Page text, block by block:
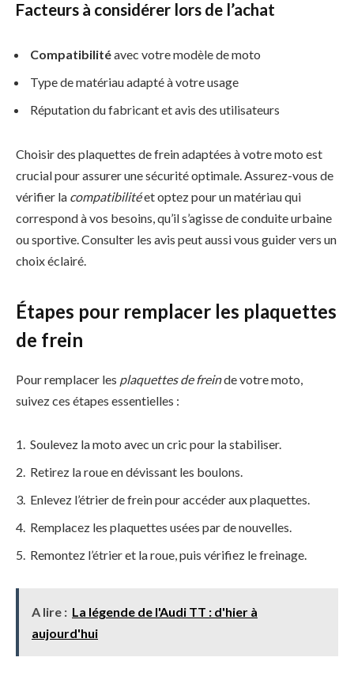
Facteurs à considérer lors de l’achat
Compatibilitéavec votre modèle de moto
Type de matériau adapté à votre usage
Réputation du fabricant et avis des utilisateurs
Choisir des plaquettes de frein adaptées à votre moto est
crucial pour assurer une sécurité optimale. Assurez-vous de
vérifier la compatibilitéet optez pour un matériau qui
correspond à vos besoins, qu’il s’agisse de conduite urbaine
ou sportive. Consulter les avis peut aussi vous guider vers un
choix éclairé.
Étapes pour remplacer les plaquettes
de frein
Pour remplacer les plaquettes de freinde votre moto,
suivez ces étapes essentielles :
Soulevez la moto avec un cric pour la stabiliser.
Retirez la roue en dévissant les boulons.
Enlevez l’étrier de frein pour accéder aux plaquettes.
Remplacez les plaquettes usées par de nouvelles.
Remontez l’étrier et la roue, puis vérifiez le freinage.
A lire : La légende de l'Audi TT : d'hier à
aujourd'hui